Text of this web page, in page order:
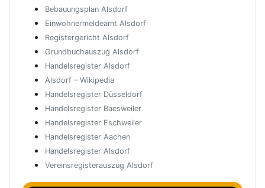
Bebauungsplan Alsdorf
Einwohnermeldeamt Alsdorf
Registergericht Alsdorf
Grundbuchauszug Alsdorf
Handelsregister Alsdorf
Alsdorf – Wikipedia
Handelsregister Düsseldorf
Handelsregister Baesweiler
Handelsregister Eschweiler
Handelsregister Aachen
Handelsregister Alsdorf
Vereinsregisterauszug Alsdorf